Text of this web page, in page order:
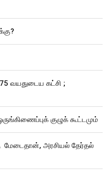
வயதுடைய கட்சி ;
குழுக் கூட்டமும்
மேடைதான், அரசியல் தேர்தல்